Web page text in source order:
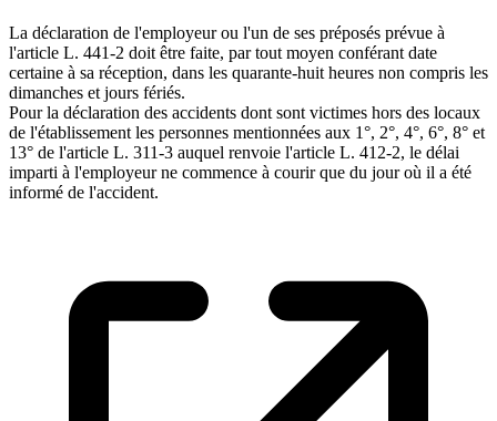
La déclaration de l'employeur ou l'un de ses préposés prévue à
l'article L. 441-2 doit être faite, par tout moyen conférant date
certaine à sa réception, dans les quarante-huit heures non compris les
dimanches et jours fériés.
Pour la déclaration des accidents dont sont victimes hors des locaux
de l'établissement les personnes mentionnées aux 1°, 2°, 4°, 6°, 8° et
13° de l'article L. 311-3 auquel renvoie l'article L. 412-2, le délai
imparti à l'employeur ne commence à courir que du jour où il a été
informé de l'accident.